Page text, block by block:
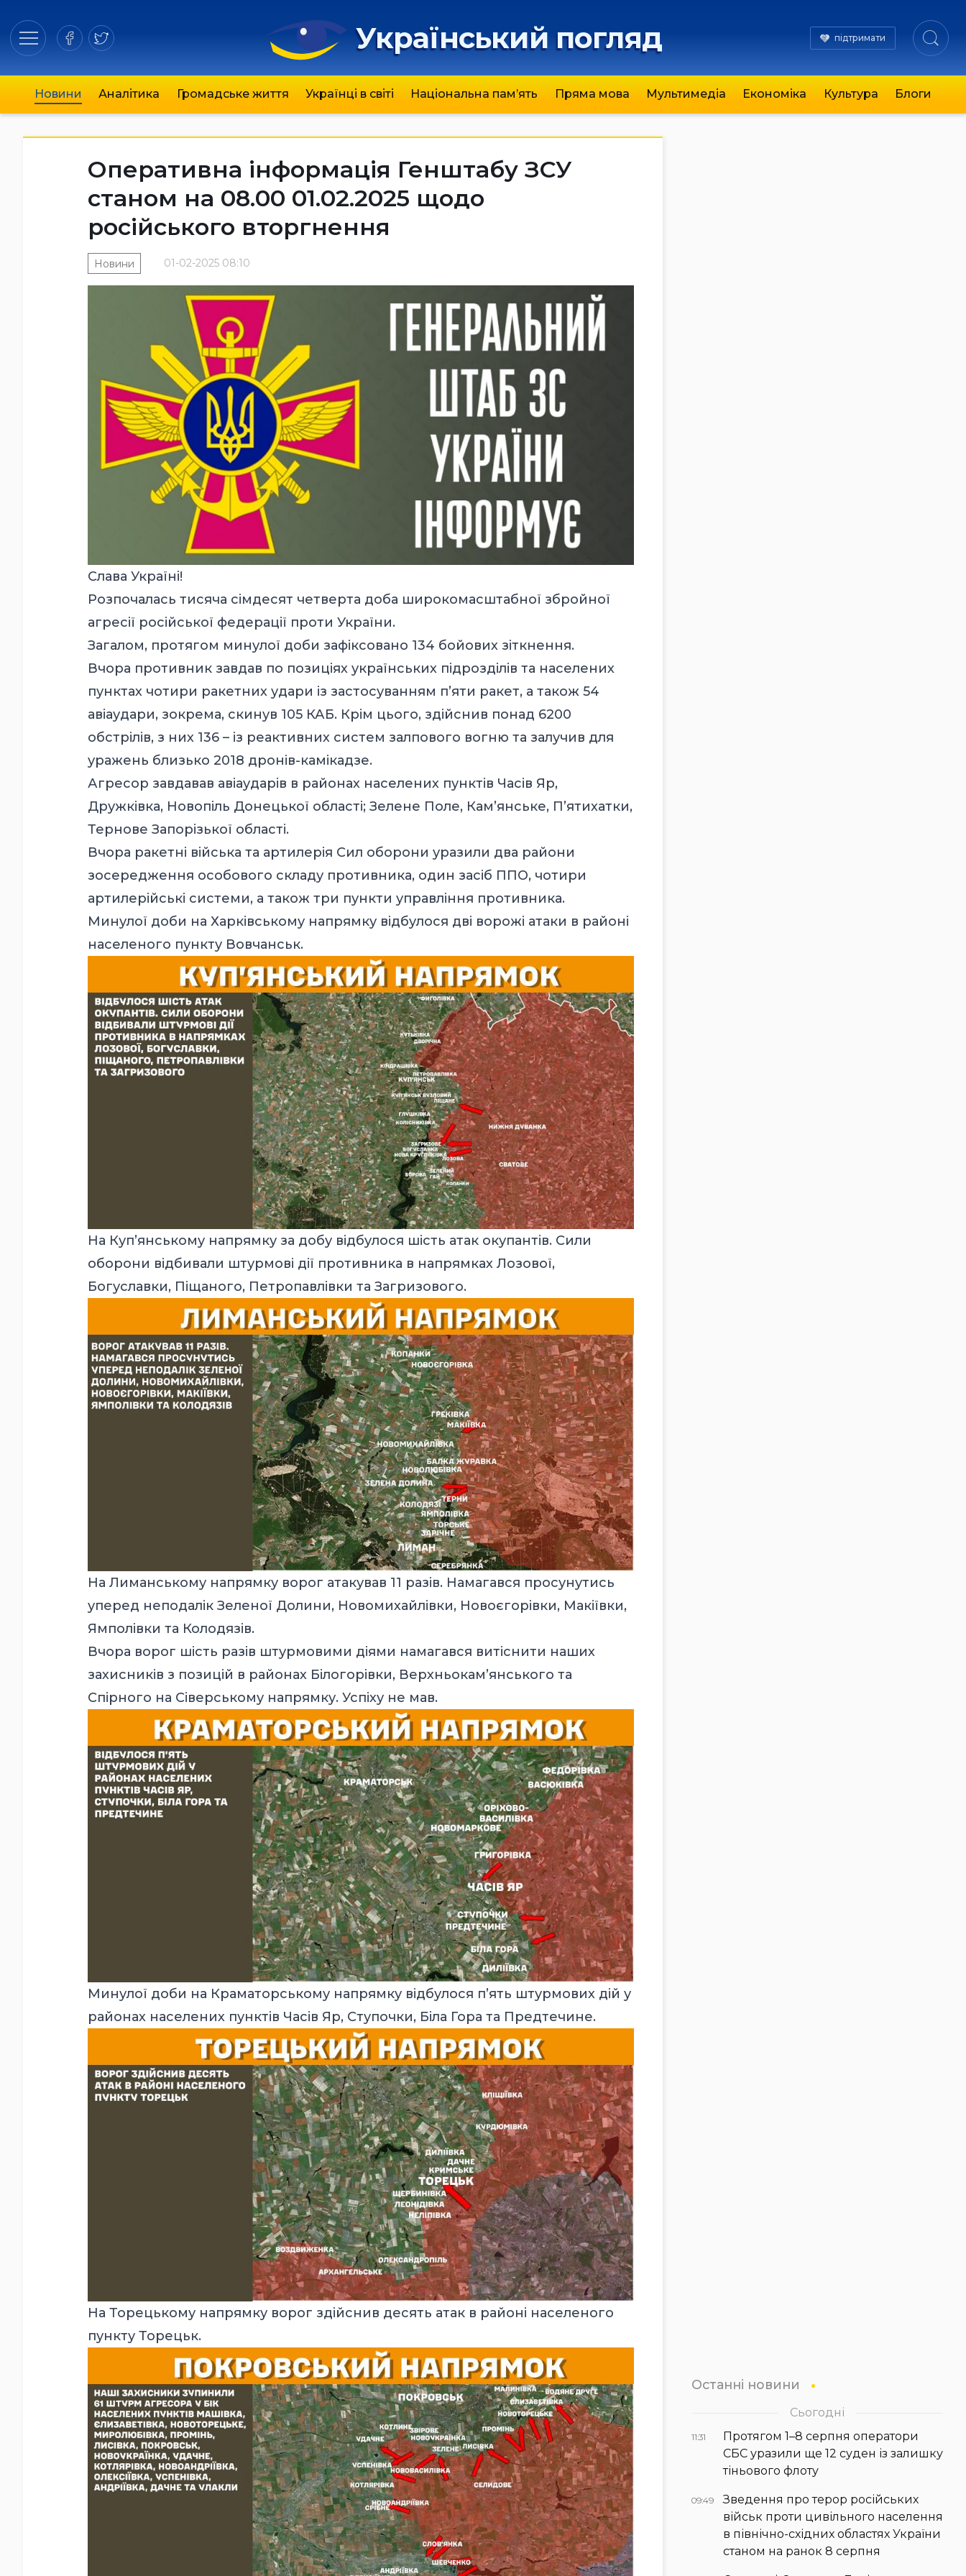
Український погляд підтримати
Новини Аналітика Громадське життя Українці в світі Національна пам’ять Пряма мова Мультимедіа Економіка Культура Блоги
Оперативна інформація Генштабу ЗСУ
станом на 08.00 01.02.2025 щодо
російського вторгнення
01-02-2025 08:10
Новини
Слава Україні!
Розпочалась тисяча сімдесят четверта доба широкомасштабної збройної
агресії російської федерації проти України.
Загалом, протягом минулої доби зафіксовано 134 бойових зіткнення.
Вчора противник завдав по позиціях українських підрозділів та населених
пунктах чотири ракетних удари із застосуванням п’яти ракет, а також 54
авіаудари, зокрема, скинув 105 КАБ. Крім цього, здійснив понад 6200
обстрілів, з них 136 – із реактивних систем залпового вогню та залучив для
уражень близько 2018 дронів-камікадзе.
Агресор завдавав авіаударів в районах населених пунктів Часів Яр,
Дружківка, Новопіль Донецької області; Зелене Поле, Кам’янське, П’ятихатки,
Тернове Запорізької області.
Вчора ракетні війська та артилерія Сил оборони уразили два райони
зосередження особового складу противника, один засіб ППО, чотири
артилерійські системи, а також три пункти управління противника.
Минулої доби на Харківському напрямку відбулося дві ворожі атаки в районі
населеного пункту Вовчанськ.
На Куп’янському напрямку за добу відбулося шість атак окупантів. Сили
оборони відбивали штурмові дії противника в напрямках Лозової,
Богуславки, Піщаного, Петропавлівки та Загризового.
На Лиманському напрямку ворог атакував 11 разів. Намагався просунутись
уперед неподалік Зеленої Долини, Новомихайлівки, Новоєгорівки, Макіївки,
Ямполівки та Колодязів.
Вчора ворог шість разів штурмовими діями намагався витіснити наших
захисників з позицій в районах Білогорівки, Верхньокам’янського та
Спірного на Сіверському напрямку. Успіху не мав.
Минулої доби на Краматорському напрямку відбулося п’ять штурмових дій у
районах населених пунктів Часів Яр, Ступочки, Біла Гора та Предтечине.
На Торецькому напрямку ворог здійснив десять атак в районі населеного
пункту Торецьк.
Останні новини
Сьогодні
11:31
Протягом 1–8 серпня оператори
СБС уразили ще 12 суден із залишку
тіньового флоту
09:49
Зведення про терор російських
військ проти цивільного населення
в північно-східних областях України
станом на ранок 8 серпня